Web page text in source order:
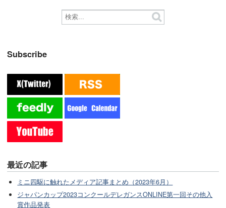
Subscribe
最近の記事
ミニ四駆に触れたメディア記事まとめ（2023年6月）
ジャパンカップ2023コンクールデレガンスONLINE第一回その他入
賞作品発表